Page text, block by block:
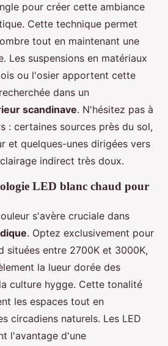
pour créer cette ambiance
Cette technique permet
tout en maintenant une
Les suspensions en matériaux
ou l'osier apportent cette
dans un
scandinave. N'hésitez pas à
: certaines sources près du sol,
et quelques-unes dirigées vers
indirect très doux.
LED blanc chaud pour
s'avère cruciale dans
. Optez exclusivement pour
situées entre 2700K et 3000K,
la lueur dorée des
culture hygge. Cette tonalité
les espaces tout en
circadiens naturels. Les LED
l'avantage d'une